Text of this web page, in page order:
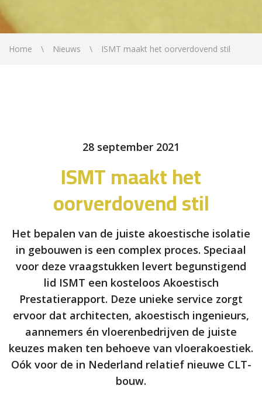
Home Nieuws ISMT maakt het oorverdovend stil
28 september 2021
ISMT maakt het
oorverdovend stil
Het bepalen van de juiste akoestische isolatie
in gebouwen is een complex proces. Speciaal
voor deze vraagstukken levert begunstigend
lid ISMT een kosteloos Akoestisch
Prestatierapport. Deze unieke service zorgt
ervoor dat architecten, akoestisch ingenieurs,
aannemers én vloerenbedrijven de juiste
keuzes maken ten behoeve van vloerakoestiek.
Oók voor de in Nederland relatief nieuwe CLT-
bouw.